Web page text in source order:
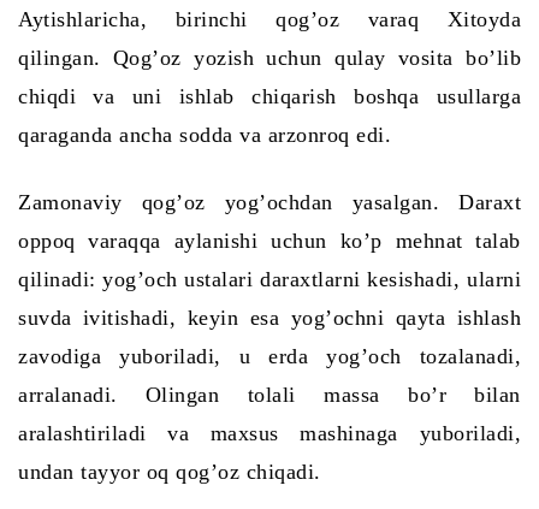
Aytishlaricha, birinchi qog’oz varaq Xitoyda
qilingan. Qog’oz yozish uchun qulay vosita bo’lib
chiqdi va uni ishlab chiqarish boshqa usullarga
qaraganda ancha sodda va arzonroq edi.
Zamonaviy qog’oz yog’ochdan yasalgan. Daraxt
oppoq varaqqa aylanishi uchun ko’p mehnat talab
qilinadi: yog’och ustalari daraxtlarni kesishadi, ularni
suvda ivitishadi, keyin esa yog’ochni qayta ishlash
zavodiga yuboriladi, u erda yog’och tozalanadi,
arralanadi. Olingan tolali massa bo’r bilan
aralashtiriladi va maxsus mashinaga yuboriladi,
undan tayyor oq qog’oz chiqadi.